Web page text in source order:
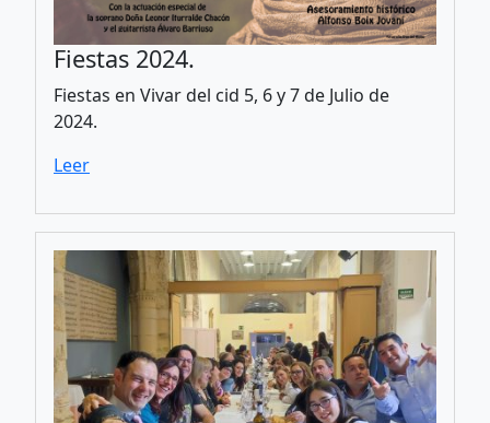
Fiestas 2024.
Fiestas en Vivar del cid 5, 6 y 7 de Julio de
2024.
Leer